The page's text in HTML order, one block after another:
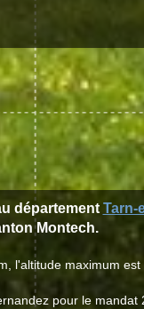
départementTarn-
Montech.
l'altitude maximum
pour le mandat